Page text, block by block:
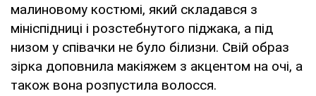
малиновому костюмі, який складався з
мініспідниці і розстебнутого піджака, а під
низом у співачки не було білизни. Свій образ
зірка доповнила макіяжем з акцентом на очі, а
також вона розпустила волосся.